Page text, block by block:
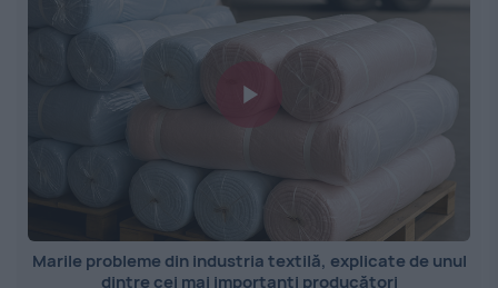
Marile probleme din industria textilă, explicate de unul
dintre cei mai importanți producători